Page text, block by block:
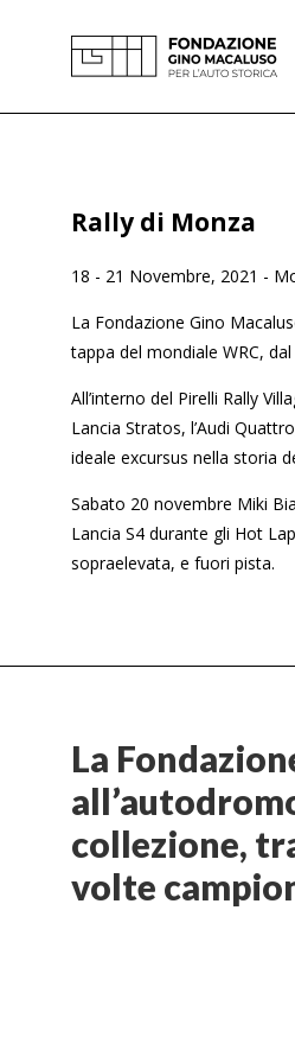
Rally di Monza
18 - 21 Novembre, 2021 -
La Fondazione Gino
tappa del mondiale WRC,
All’interno del Pirelli Rally
Lancia Stratos, l’Audi
ideale excursus nella storia
Sabato 20 novembre Miki
Lancia S4 durante gli Hot
sopraelevata, e fuori pista.
La
collezione,
volte